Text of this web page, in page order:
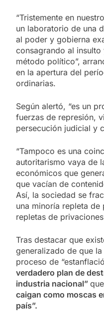
“Tristemente en
un laboratorio de una
al poder y gobierna
consagrando al
método político”,
en la apertura del
ordinarias.
Según alertó, “es un
fuerzas de represión,
persecución judicial y
“Tampoco es una
autoritarismo vaya de
económicos que
que vacían de
Así, la sociedad se
una minoría repleta
repletas de
Tras destacar que
generalizado de que
proceso de
verdadero plan de
industria nacional”
caigan como moscas
país”.